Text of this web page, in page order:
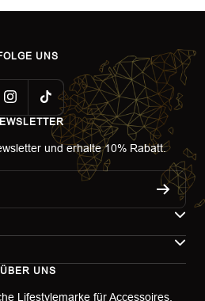
UNS
und erhalte 10% Rabatt.
ÜBER UNS
Lifestylemarke für Accessoires.